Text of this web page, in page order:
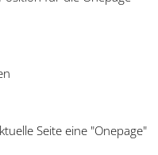
Seite eine "Onepage"